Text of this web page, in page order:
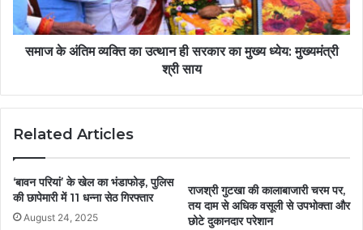
समाज के अंतिम व्यक्ति का उत्थान ही सरकार का मुख्य ध्येय: मुख्यमंत्री
श्री साय
Related Articles
‘बावन परियां’ के खेल का भंडाफोड़, पुलिस
की छापेमारी में 11 धन्ना सेठ गिरफ्तार
August 24, 2025
राजश्री गुटखा की कालाबाजारी चरम पर,
तय दाम से अधिक वसूली से उपभोक्ता और
छोटे दुकानदार परेशान